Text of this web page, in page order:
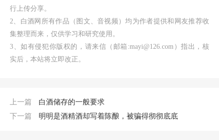
行上传分享。
2、白酒网所有作品（图文、音视频）均为作者提供和网友推荐收
集整理而来，仅供学习和研究使用。
3、如有侵犯你版权的，请来信（邮箱:mayi@126.com）指出，核
实后，本站将立即改正。
上一篇
白酒储存的一般要求
下一篇
明明是酒精酒却写着陈酿，被骗得彻彻底底